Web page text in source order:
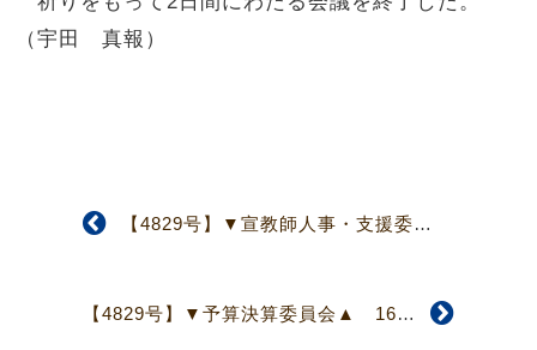
（宇田 真報）
【4829号】▼宣教師人事・支援委員会▲ 宣教師受入れ手続きについて議論
【4829号】▼予算決算委員会▲ 16年度予算、負担金2％減、委員会費10％減